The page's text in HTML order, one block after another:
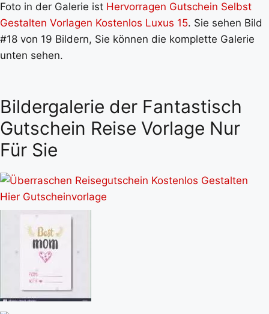
Foto in der Galerie ist Hervorragen Gutschein Selbst
Gestalten Vorlagen Kostenlos Luxus 15. Sie sehen Bild
#18 von 19 Bildern, Sie können die komplette Galerie
unten sehen.
Bildergalerie der Fantastisch
Gutschein Reise Vorlage Nur
Für Sie